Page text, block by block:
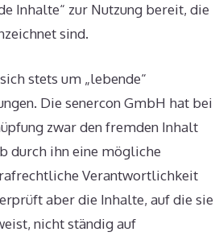
Inhalte“ zur Nutzung bereit, die
sind.
stets um „lebende“
Die senercon GmbH hat bei
zwar den fremden Inhalt
durch ihn eine mögliche
Verantwortlichkeit
aber die Inhalte, auf die sie
nicht ständig auf